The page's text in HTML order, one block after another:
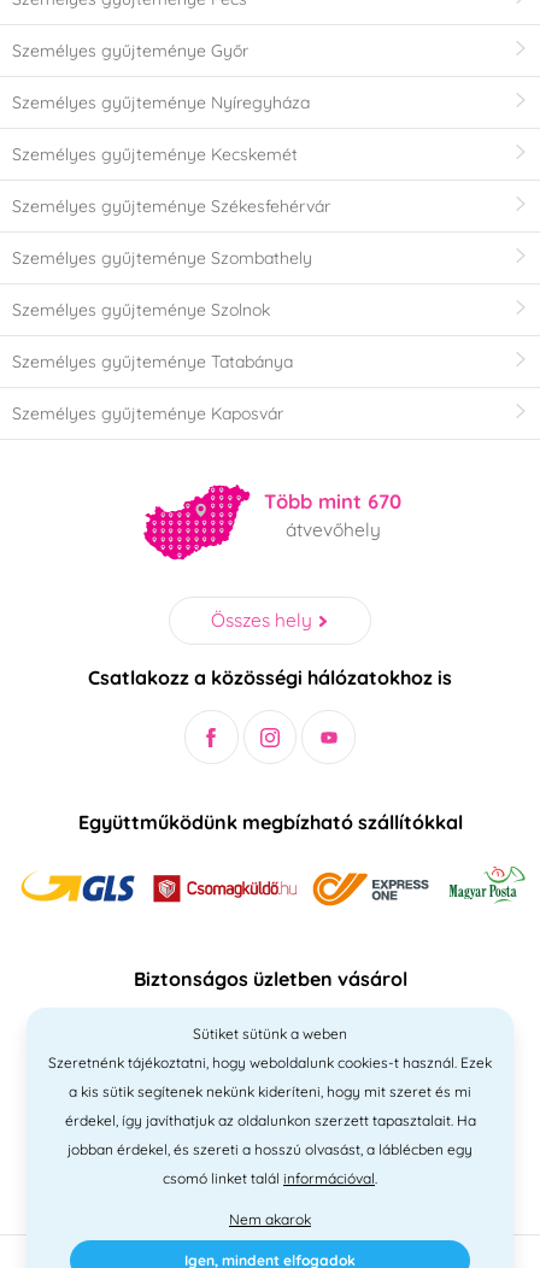
Személyes gyűjteménye Győr
Személyes gyűjteménye Nyíregyháza
Személyes gyűjteménye Kecskemét
Személyes gyűjteménye Székesfehérvár
Személyes gyűjteménye Szombathely
Személyes gyűjteménye Szolnok
Személyes gyűjteménye Tatabánya
Személyes gyűjteménye Kaposvár
Több mint 670
átvevőhely
Összes hely
Csatlakozz a közösségi hálózatokhoz is
Együttműködünk megbízható szállítókkal
Biztonságos üzletben vásárol
Sütiket sütünk a weben
Szeretnénk tájékoztatni, hogy weboldalunk cookies-t használ. Ezek
a kis sütik segítenek nekünk kideríteni, hogy mit szeret és mi
érdekel, így javíthatjuk az oldalunkon szerzett tapasztalait. Ha
jobban érdekel, és szereti a hosszú olvasást, a láblécben egy
csomó linket talál információval.
Nem akarok
Igen, mindent elfogadok